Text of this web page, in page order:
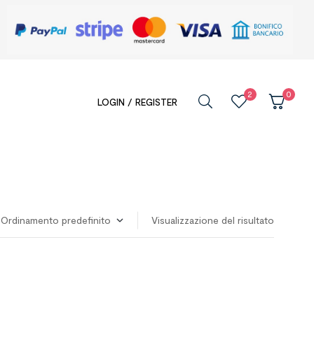
LOGIN / REGISTER
2 0
Visualizzazione del risultato